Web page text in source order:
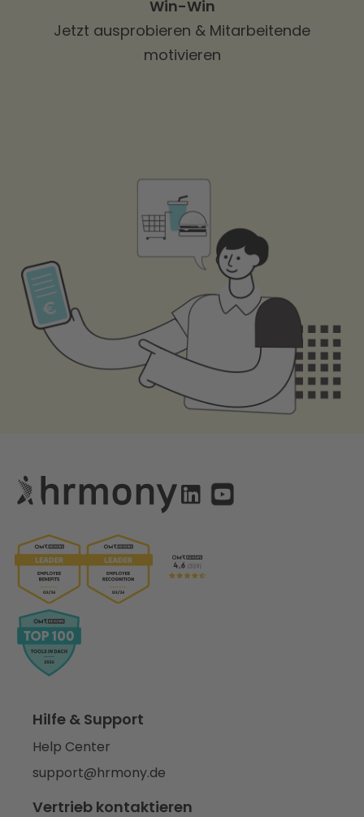
vollautomatisch erfüllt.
Win-Win
Jetzt ausprobieren & Mitarbeitende
motivieren
Hilfe & Support
Help Center
support@hrmony.de
Vertrieb kontaktieren